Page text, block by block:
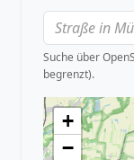
Suche über
begrenzt).
+
−